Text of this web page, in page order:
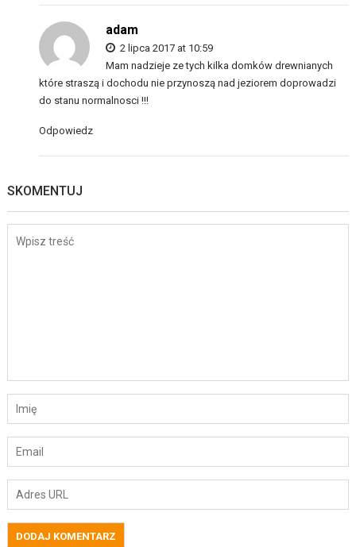
adam
2 lipca 2017 at 10:59
Mam nadzieje ze tych kilka domków drewnianych
które straszą i dochodu nie przynoszą nad jeziorem doprowadzi
do stanu normalnosci !!!
Odpowiedz
SKOMENTUJ